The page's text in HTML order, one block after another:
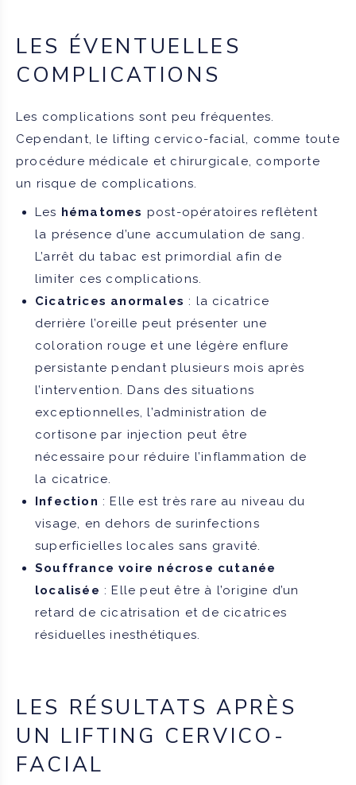
LES ÉVENTUELLES
COMPLICATIONS
Les complications sont peu fréquentes.
Cependant, le lifting cervico-facial, comme toute
procédure médicale et chirurgicale, comporte
un risque de complications.
Les hématomes post-opératoires reflètent
la présence d’une accumulation de sang.
L’arrêt du tabac est primordial afin de
limiter ces complications.
Cicatrices anormales : la cicatrice
derrière l’oreille peut présenter une
coloration rouge et une légère enflure
persistante pendant plusieurs mois après
l’intervention. Dans des situations
exceptionnelles, l’administration de
cortisone par injection peut être
nécessaire pour réduire l’inflammation de
la cicatrice.
Infection : Elle est très rare au niveau du
visage, en dehors de surinfections
superficielles locales sans gravité.
Souffrance voire nécrose cutanée
localisée : Elle peut être à l’origine d’un
retard de cicatrisation et de cicatrices
résiduelles inesthétiques.
LES RÉSULTATS APRÈS
UN LIFTING CERVICO-
FACIAL